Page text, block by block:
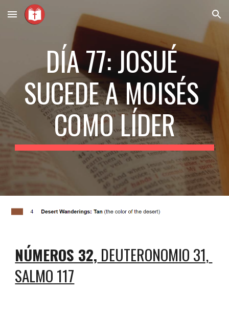
Skip to main content Skip to navigation
DÍA 77: JOSUÉ
SUCEDE A MOISÉS
COMO LÍDER
NÚMEROS 32, DEUTERONOMIO 31,
SALMO 117